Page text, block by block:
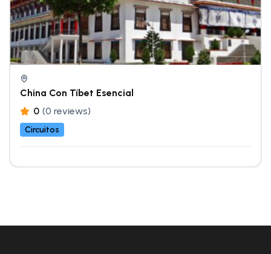
China Con Tíbet Esencial
0 (0 reviews)
Circuitos